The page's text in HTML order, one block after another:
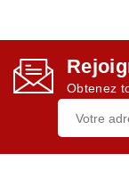
Obtenez